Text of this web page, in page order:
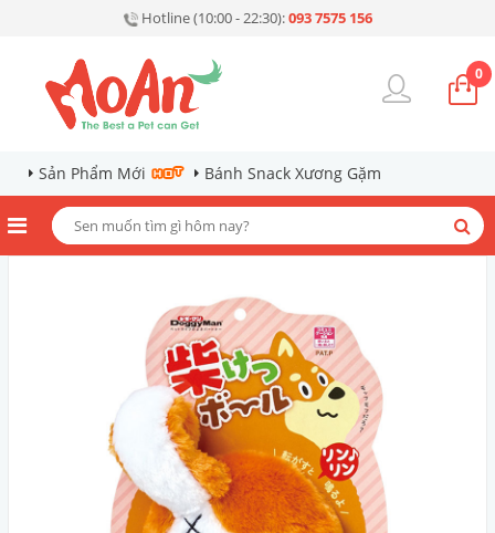
Hotline (10:00 - 22:30):093 7575 156
0
Sản Phẩm Mới Bánh Snack Xương Gặm